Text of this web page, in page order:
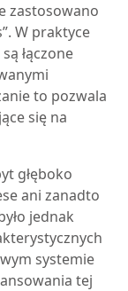
zastosowano
W praktyce
łączone
to pozwala
się na
głęboko
ani zanadto
jednak
systemie
tej